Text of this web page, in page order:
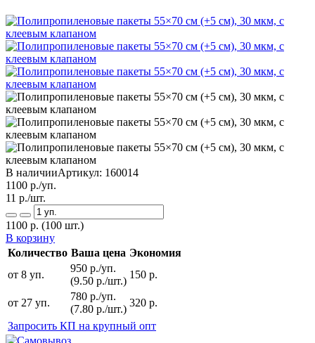
В наличииАртикул: 160014
1100 р./уп.
11 р./шт.
1100 р. (100 шт.)
В корзину
Количество Ваша цена Экономия
от 8 уп.
950 р./уп.
(9.50 р./шт.)
150 р.
от 27 уп.
780 р./уп.
(7.80 р./шт.)
320 р.
Запросить КП на крупный опт